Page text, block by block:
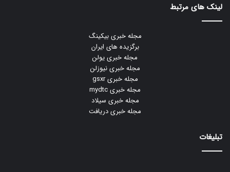
لینک های مرتبط
مجله خبری بیکینگ
برگزیده های ایران
مجله خبری یولن
مجله خبری نیوزلن
مجله خبری gsxr
مجله خبری mydtc
مجله خبری سیلاد
مجله خبری دریافت
تبلیغات